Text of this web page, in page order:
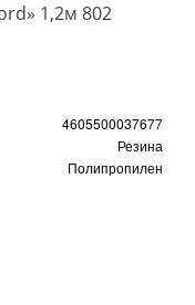
1,2м 802
4605500037677
Резина
Полипропилен